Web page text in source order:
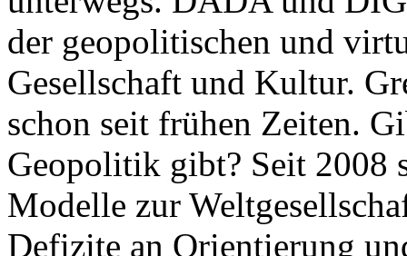
der geopolitischen und
Gesellschaft und Kultur.
schon seit frühen Zeiten.
Geopolitik gibt? Seit 2008
Modelle zur
Defizite an Orientierung